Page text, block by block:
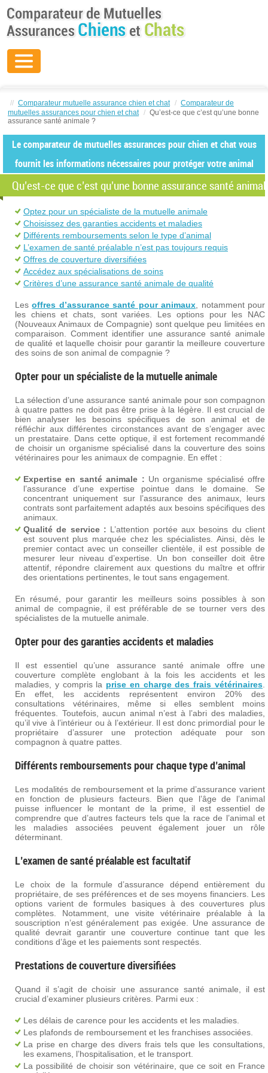
// Comparateur mutuelle assurance chien et chat / Comparateur de
mutuelles assurances pour chien et chat / Qu’est-ce que c’est qu’une bonne
assurance santé animale ?
Le comparateur de mutuelles assurances pour chien et chat vous
fournit les informations nécessaires pour protéger votre animal
Qu’est-ce que c’est qu’une bonne assurance santé
Optez pour un spécialiste de la mutuelle animale
Choisissez des garanties accidents et maladies
Différents remboursements selon le type d’animal
L’examen de santé préalable n’est pas toujours requis
Offres de couverture diversifiées
Accédez aux spécialisations de soins
Critères d’une assurance santé animale de qualité
Lesoffres d’assurance santé pour animaux , notamment pour
les chiens et chats, sont variées. Les options pour les NAC
(Nouveaux Animaux de Compagnie) sont quelque peu limitées en
comparaison. Comment identifier une assurance santé animale
de qualité et laquelle choisir pour garantir la meilleure couverture
des soins de son animal de compagnie ?
Opter pour un spécialiste de la mutuelle animale
La sélection d’une assurance santé animale pour son compagnon
à quatre pattes ne doit pas être prise à la légère. Il est crucial de
bien analyser les besoins spécifiques de son animal et de
réfléchir aux différentes circonstances avant de s’engager avec
un prestataire. Dans cette optique, il est fortement recommandé
de choisir un organisme spécialisé dans la couverture des soins
vétérinaires pour les animaux de compagnie. En effet :
Expertise en santé animale : Un organisme spécialisé offre
l’assurance d’une expertise pointue dans le domaine. Se
concentrant uniquement sur l’assurance des animaux, leurs
contrats sont parfaitement adaptés aux besoins spécifiques des
animaux.
Qualité de service : L’attention portée aux besoins du client
est souvent plus marquée chez les spécialistes. Ainsi, dès le
premier contact avec un conseiller clientèle, il est possible de
mesurer leur niveau d’expertise. Un bon conseiller doit être
attentif, répondre clairement aux questions du maître et offrir
des orientations pertinentes, le tout sans engagement.
En résumé, pour garantir les meilleurs soins possibles à son
animal de compagnie, il est préférable de se tourner vers des
spécialistes de la mutuelle animale.
Opter pour des garanties accidents et maladies
Il est essentiel qu’une assurance santé animale offre une
couverture complète englobant à la fois les accidents et les
maladies, y compris la prise en charge des frais vétérinaires
En effet, les accidents représentent environ 20% des
consultations vétérinaires, même si elles semblent moins
fréquentes. Toutefois, aucun animal n’est à l’abri des maladies,
qu’il vive à l’intérieur ou à l’extérieur. Il est donc primordial pour le
propriétaire d’assurer une protection adéquate pour son
compagnon à quatre pattes.
Différents remboursements pour chaque type d’animal
Les modalités de remboursement et la prime d’assurance varient
en fonction de plusieurs facteurs. Bien que l’âge de l’animal
puisse influencer le montant de la prime, il est essentiel de
comprendre que d’autres facteurs tels que la race de l’animal et
les maladies associées peuvent également jouer un rôle
déterminant.
L’examen de santé préalable est facultatif
Le choix de la formule d’assurance dépend entièrement du
propriétaire, de ses préférences et de ses moyens financiers. Les
options varient de formules basiques à des couvertures plus
complètes. Notamment, une visite vétérinaire préalable à la
souscription n’est généralement pas exigée. Une assurance de
qualité devrait garantir une couverture continue tant que les
conditions d’âge et les paiements sont respectés.
Prestations de couverture diversifiées
Quand il s’agit de choisir une assurance santé animale, il est
crucial d’examiner plusieurs critères. Parmi eux :
Les délais de carence pour les accidents et les maladies.
Les plafonds de remboursement et les franchises associées.
La prise en charge des divers frais tels que les consultations,
les examens, l’hospitalisation, et le transport.
La possibilité de choisir son vétérinaire, que ce soit en France